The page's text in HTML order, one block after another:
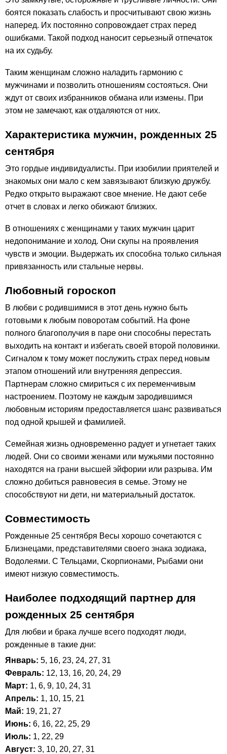
боятся показать слабость и просчитывают свою жизнь
наперед. Их постоянно сопровождает страх перед
ошибками. Такой подход наносит серьезный отпечаток
на их судьбу.
Таким женщинам сложно наладить гармонию с
мужчинами и позволить отношениям состояться. Они
ждут от своих избранников обмана или измены. При
этом не замечают, как отдаляются от них.
Характеристика мужчин, рожденных 25
сентября
Это гордые индивидуалисты. При изобилии приятелей и
знакомых они мало с кем завязывают близкую дружбу.
Редко открыто выражают свое мнение. Не дают себе
отчет в словах и легко обижают близких.
В отношениях с женщинами у таких мужчин царит
недопонимание и холод. Они скупы на проявления
чувств и эмоции. Выдержать их способна только сильная
привязанность или стальные нервы.
Любовный гороскоп
В любви с родившимися в этот день нужно быть
готовыми к любым поворотам событий. На фоне
полного благополучия в паре они способны перестать
выходить на контакт и избегать своей второй половинки.
Сигналом к тому может послужить страх перед новым
этапом отношений или внутренняя депрессия.
Партнерам сложно смириться с их переменчивым
настроением. Поэтому не каждым зародившимся
любовным историям предоставляется шанс развиваться
под одной крышей и фамилией.
Семейная жизнь одновременно радует и угнетает таких
людей. Они со своими женами или мужьями постоянно
находятся на грани высшей эйфории или разрыва. Им
сложно добиться равновесия в семье. Этому не
способствуют ни дети, ни материальный достаток.
Совместимость
Рожденные 25 сентября Весы хорошо сочетаются с
Близнецами, представителями своего знака зодиака,
Водолеями. С Тельцами, Скорпионами, Рыбами они
имеют низкую совместимость.
Наиболее подходящий партнер для
рожденных 25 сентября
Для любви и брака лучше всего подходят люди,
рожденные в такие дни:
Январь: 5, 16, 23, 24, 27, 31
Февраль: 12, 13, 16, 20, 24, 29
Март: 1, 6, 9, 10, 24, 31
Апрель: 1, 10, 15, 21
Май: 19, 21, 27
Июнь: 6, 16, 22, 25, 29
Июль: 1, 22, 29
Август: 3, 10, 20, 27, 31